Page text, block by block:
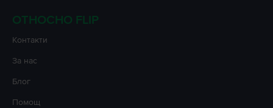
ОТНОСНО FLIP
Контакти
За нас
Блог
Помощ